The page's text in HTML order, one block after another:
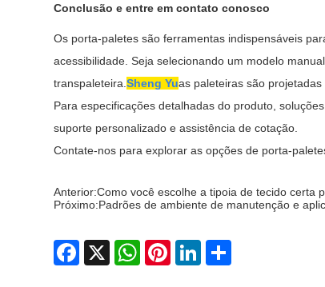
Conclusão e entre em contato conosco
Os porta-paletes são ferramentas indispensáveis
acessibilidade. Seja selecionando um modelo
transpaleteira.Sheng Yuas paleteiras são
Para especificações detalhadas do produto,
suporte personalizado e assistência de cotação.
Contate-nos para explorar as opções de porta-
Anterior:Como você escolhe a tipoia de tecido certa
Próximo:Padrões de ambiente de manutenção e
Facebook
X WhatsAppPinterestLinkedIn